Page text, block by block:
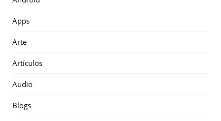
Apps
Arte
Artículos
Audio
Blogs